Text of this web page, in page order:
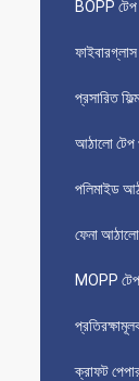
BOPP
প্রসারিত
আঠালো টেপ
পলিমাইড
ফেনা
MOPP টেপ
ক্রাফট